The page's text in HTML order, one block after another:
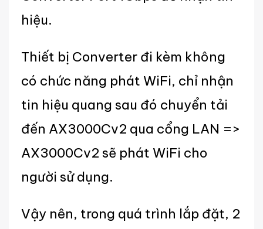
hiệu.
Thiết bị Converter đi kèm không
có chức năng phát WiFi, chỉ nhận
tin hiệu quang sau đó chuyển tải
đến AX3000Cv2 qua cổng LAN =>
AX3000Cv2 sẽ phát WiFi cho
người sử dụng.
Vậy nên, trong quá trình lắp đặt, 2